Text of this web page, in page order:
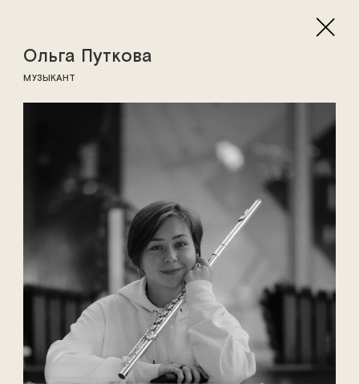
ПРИГЛАШЁННЫЕ АРТИСТЫ
Василий Аникеев
Марина Адамович
Ольга Путкова
МУЗЫКАНТ